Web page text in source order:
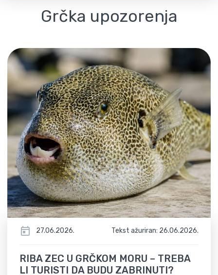
Grčka upozorenja
27.06.2026. Tekst ažuriran: 26.06.2026.
RIBA ZEC U GRČKOM MORU – TREBA
LI TURISTI DA BUDU ZABRINUTI?